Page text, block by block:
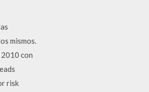
mismos.
con
risk